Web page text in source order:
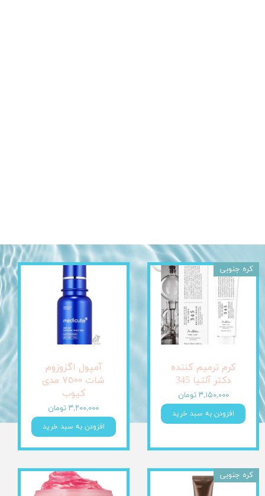
کرم ترمیم کننده
دکتر آلتیا 345
۳,۱۵۰,۰۰۰ تومان
افزودن به سبد خرید
کره جنوبی
آمپول اگزوزوم
شات ٧٥٠٠ مدی
کیوب
۳,۲۰۰,۰۰۰ تومان
افزودن به سبد خرید
کره جنوبی